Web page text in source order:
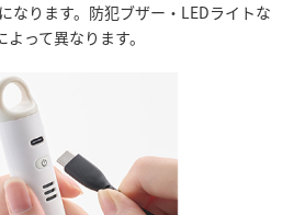
なります。防犯ブザー・LEDライトな
って異なります。